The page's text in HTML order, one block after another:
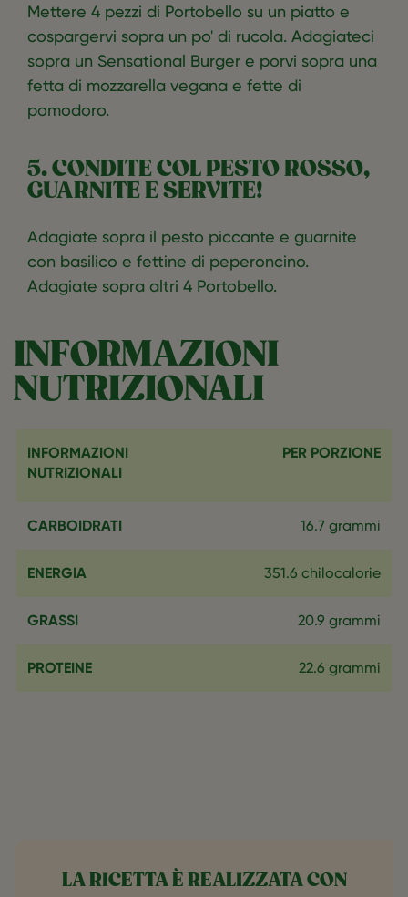
Mettere 4 pezzi di Portobello su un piatto e
cospargervi sopra un po' di rucola. Adagiateci
sopra un Sensational Burger e porvi sopra una
fetta di mozzarella vegana e fette di
pomodoro.
5. CONDITE COL PESTO ROSSO,
GUARNITE E SERVITE!
Adagiate sopra il pesto piccante e guarnite
con basilico e fettine di peperoncino.
Adagiate sopra altri 4 Portobello.
INFORMAZIONI
NUTRIZIONALI
INFORMAZIONI
NUTRIZIONALI
PER PORZIONE
CARBOIDRATI 16.7 grammi
ENERGIA 351.6 chilocalorie
GRASSI 20.9 grammi
PROTEINE 22.6 grammi
LA RICETTA È REALIZZATA CON